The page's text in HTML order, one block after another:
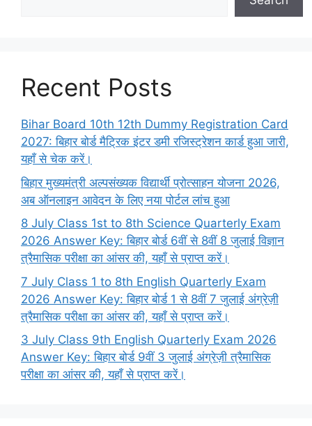
Recent Posts
Bihar Board 10th 12th Dummy Registration Card
2027: बिहार बोर्ड मैट्रिक इंटर डमी रजिस्ट्रेशन कार्ड हुआ जारी,
यहाँ से चेक करें।
बिहार मुख्यमंत्री अल्पसंख्यक विद्यार्थी प्रोत्साहन योजना 2026,
अब ऑनलाइन आवेदन के लिए नया पोर्टल लांच हुआ
8 July Class 1st to 8th Science Quarterly Exam
2026 Answer Key: बिहार बोर्ड 6वीं से 8वीं 8 जुलाई विज्ञान
त्रैमासिक परीक्षा का आंसर की, यहाँ से प्राप्त करें।
7 July Class 1 to 8th English Quarterly Exam
2026 Answer Key: बिहार बोर्ड 1 से 8वीं 7 जुलाई अंग्रेज़ी
त्रैमासिक परीक्षा का आंसर की, यहाँ से प्राप्त करें।
3 July Class 9th English Quarterly Exam 2026
Answer Key: बिहार बोर्ड 9वीं 3 जुलाई अंग्रेज़ी त्रैमासिक
परीक्षा का आंसर की, यहाँ से प्राप्त करें।